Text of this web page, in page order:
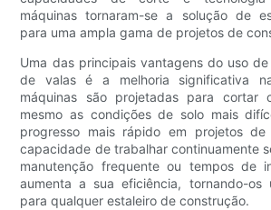
máquinas tornaram-se a solução de
para uma ampla gama de projetos de
Uma das principais vantagens do uso
de valas é a melhoria significativa
máquinas são projetadas para cortar
mesmo as condições de solo mais
progresso mais rápido em projetos
capacidade de trabalhar continuamente
manutenção frequente ou tempos de
aumenta a sua eficiência, tornando-os
para qualquer estaleiro de construção.